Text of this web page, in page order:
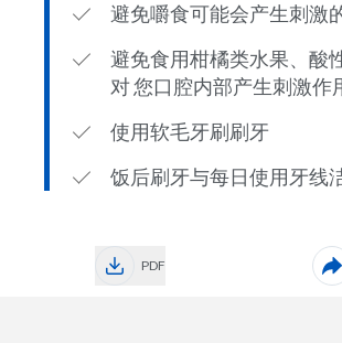
避免嚼食可能会产生刺激
避免食用柑橘类水果、酸
对 您口腔内部产生刺激作
使用软毛牙刷刷牙
饭后刷牙与每日使用牙线
PDF